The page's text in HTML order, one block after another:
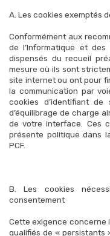
A. Les cookies exemptés
Conformément aux
de l’Informatique et
dispensés du recueil
mesure où ils sont
site internet ou ont pour
la communication par
cookies d’identifiant de
d’équilibrage de charge
de votre interface. Ces
présente politique dans
PCF.
B. Les cookies
consentement
Cette exigence concerne
qualifiés de « persistants